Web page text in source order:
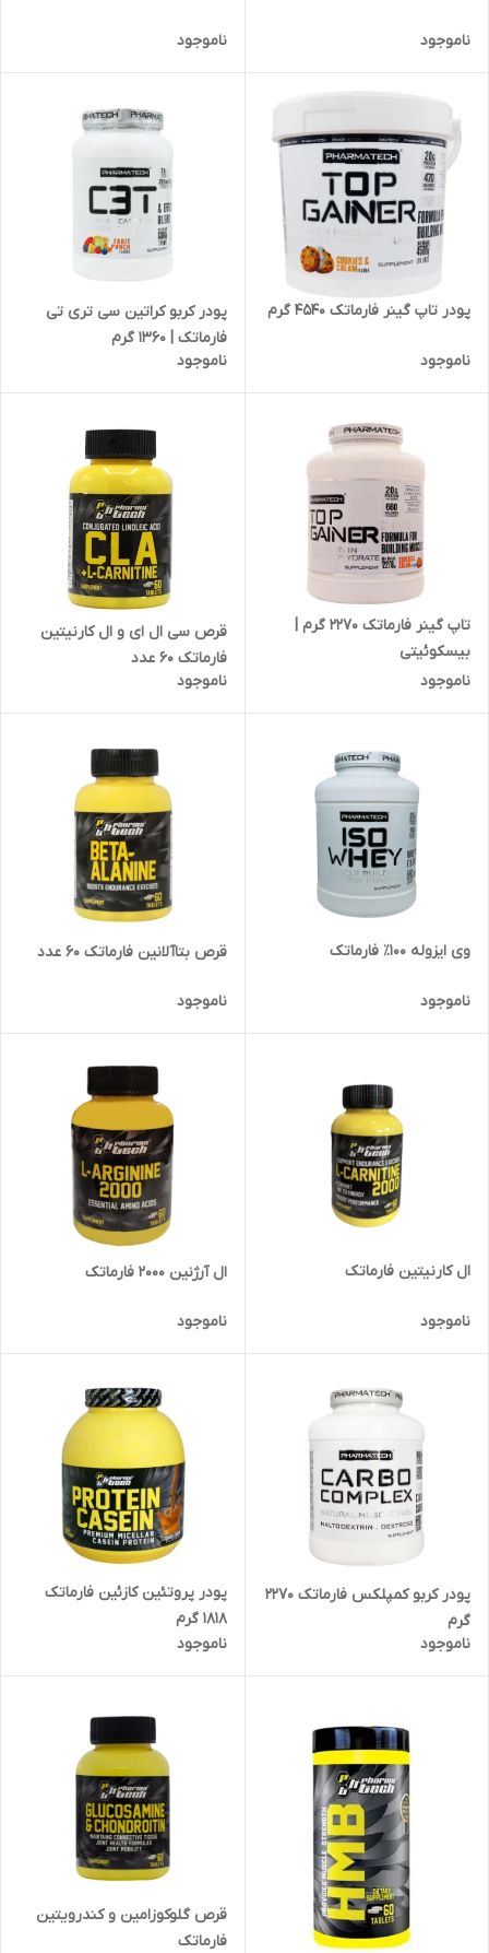
ناموجود ناموجود
پودر تاپ گینر فارماتک 4540 گرم
ناموجود
پودر کربو کراتین سی تری تی
فارماتک | 1360 گرم
ناموجود
تاپ گینر فارماتک 2270 گرم |
بیسکوئیتی
ناموجود
قرص سی ال ای و ال کارنیتین
فارماتک 60 عدد
ناموجود
وی ایزوله ۱۰۰٪ فارماتک
ناموجود
قرص بتاآلانین فارماتک 60 عدد
ناموجود
ال کارنیتین فارماتک
ناموجود
ال آرژنین 2000 فارماتک
ناموجود
پودر کربو کمپلکس فارماتک 2270
گرم
ناموجود
پودر پروتئین کازئین فارماتک
1818 گرم
ناموجود
قرص گلوکوزامین و کندرویتین
فارماتک